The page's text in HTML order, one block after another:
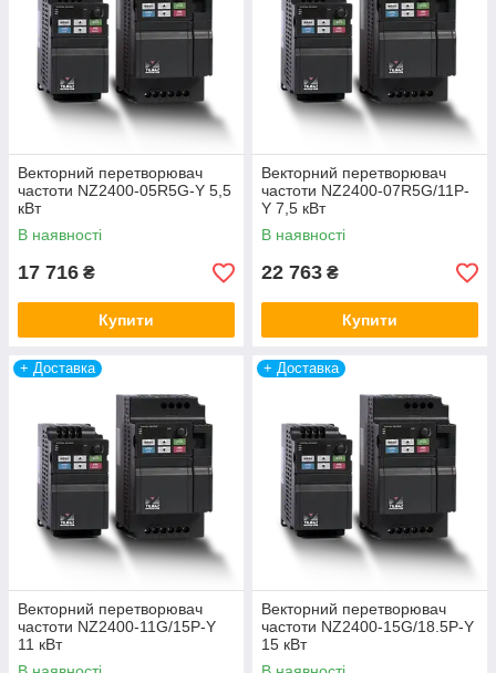
Векторний перетворювач
частоти NZ2400-05R5G-Y 5,5
кВт
В наявності
17 716 ₴
Купити
Векторний перетворювач
частоти NZ2400-07R5G/11P-
Y 7,5 кВт
В наявності
22 763 ₴
Купити
+ Доставка
Векторний перетворювач
частоти NZ2400-11G/15P-Y
11 кВт
+ Доставка
Векторний перетворювач
частоти NZ2400-15G/18.5P-Y
15 кВт